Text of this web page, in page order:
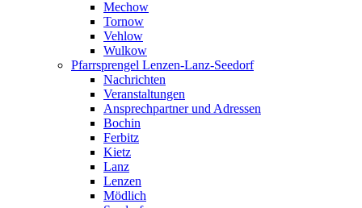
Mechow
Tornow
Vehlow
Wulkow
Pfarrsprengel Lenzen-Lanz-Seedorf
Nachrichten
Veranstaltungen
Ansprechpartner und Adressen
Bochin
Ferbitz
Kietz
Lanz
Lenzen
Mödlich